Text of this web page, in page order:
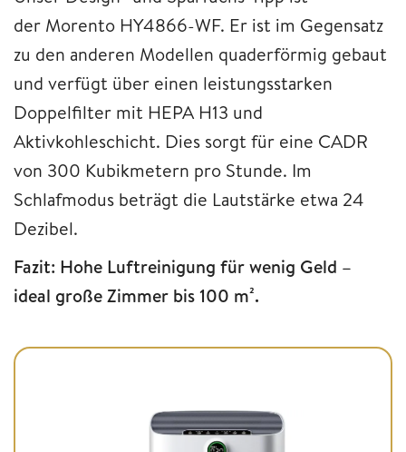
der Morento HY4866-WF. Er ist im Gegensatz
zu den anderen Modellen quaderförmig gebaut
und verfügt über einen leistungsstarken
Doppelfilter mit HEPA H13 und
Aktivkohleschicht. Dies sorgt für eine CADR
von 300 Kubikmetern pro Stunde. Im
Schlafmodus beträgt die Lautstärke etwa 24
Dezibel.
Fazit: Hohe Luftreinigung für wenig Geld –
ideal große Zimmer bis 100 m².